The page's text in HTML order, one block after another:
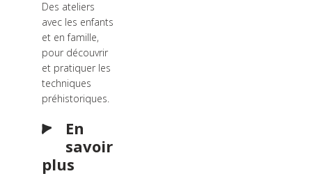
Des ateliers
avec les enfants
et en famille,
pour découvrir
et pratiquer les
techniques
préhistoriques.
En
savoir
plus